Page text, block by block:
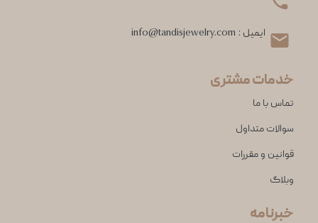
ایمیل : info@tandisjewelry.com
خدمات مشتری
تماس با ما
سوالات متداول
قوانین و مقررات
وبلاگ
خبرنامه